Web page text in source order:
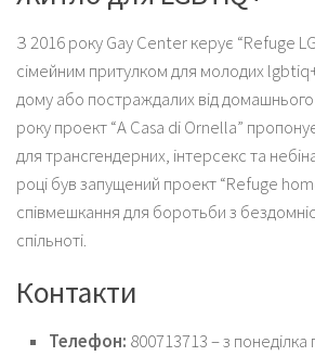
З 2016 року Gay Center керує “Refuge
сімейним притулком для молодих
дому або постраждалих від
року проект “A Casa di Ornella”
для трансгендерних, інтерсекс та
році був запущений проект “Refuge
співмешкання для боротьби з
спільноті.
Контакти
Телефон: 800713713 – з понеділка